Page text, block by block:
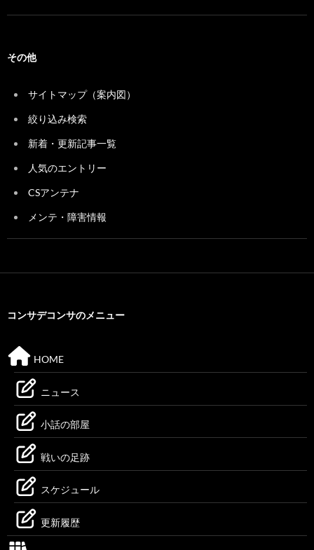
その他
サイトマップ（案内図）
絞り込み検索
新着・更新記事一覧
人気のエントリー
CSアンテナ
メンテ・障害情報
コンサデコンサのメニュー
HOME
ニュース
小話の部屋
戦いの足跡
スケジュール
更新履歴